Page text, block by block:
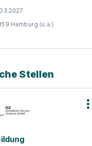
Hamburg (u.a.)
Stellen